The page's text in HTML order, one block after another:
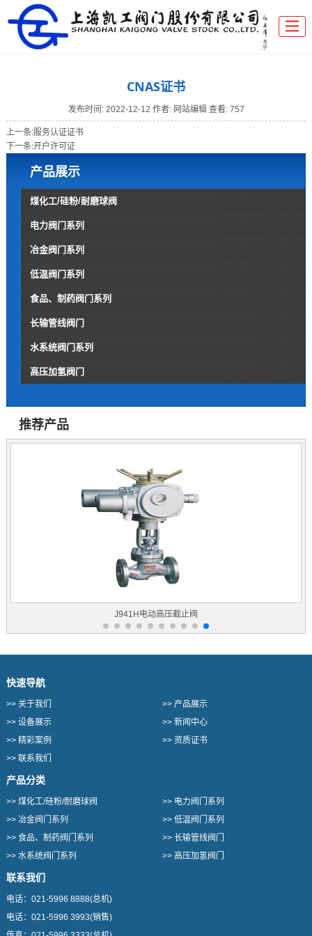
CNAS证书
发布时间: 2022-12-12 作者: 网站编辑 查看: 757
上一条:服务认证证书
下一条:开户许可证
产品展示
煤化工/硅粉/耐磨球阀
电力阀门系列
冶金阀门系列
低温阀门系列
食品、制药阀门系列
长输管线阀门
水系统阀门系列
高压加氢阀门
推荐产品
J941H电动高压截止阀
快速导航
>> 关于我们 >> 产品展示
>> 设备展示 >> 新闻中心
>> 精彩案例 >> 资质证书
>> 联系我们
产品分类
>> 煤化工/硅粉/耐磨球阀 >> 电力阀门系列
>> 冶金阀门系列 >> 低温阀门系列
>> 食品、制药阀门系列 >> 长输管线阀门
>> 水系统阀门系列 >> 高压加氢阀门
联系我们
电话： 021-5996 8888(总机)
电话： 021-5996 3993(销售)